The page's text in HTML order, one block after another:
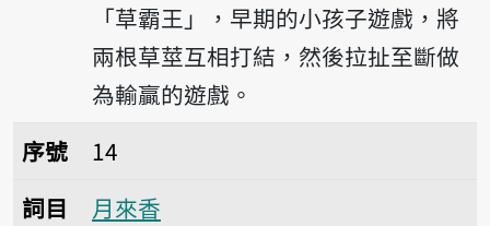
「草霸王」，早期的小孩子遊戲，將
兩根草莖互相打結，然後拉扯至斷做
為輸贏的遊戲。
序號14月來香
序號
14
詞目
月來香